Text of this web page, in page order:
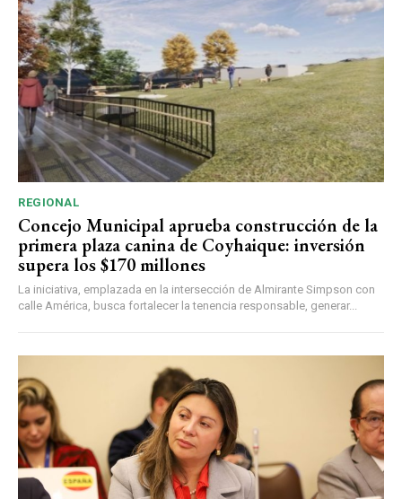
REGIONAL
Concejo Municipal aprueba construcción de la
primera plaza canina de Coyhaique: inversión
supera los $170 millones
La iniciativa, emplazada en la intersección de Almirante Simpson con
calle América, busca fortalecer la tenencia responsable, generar...